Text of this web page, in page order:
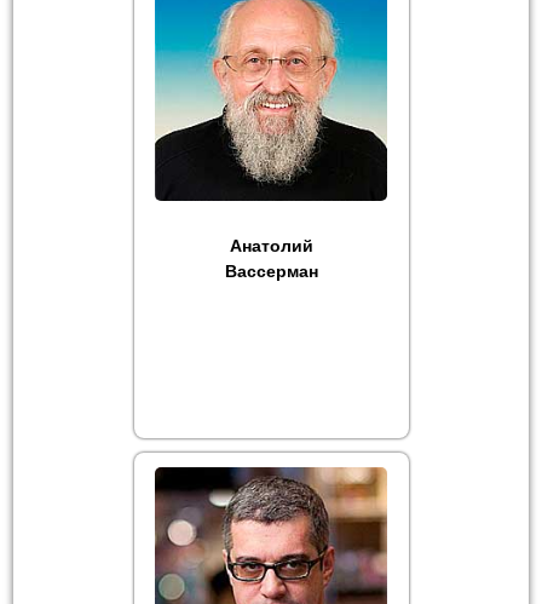
Анатолий
Вассерман